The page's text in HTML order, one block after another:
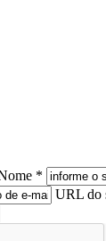
*
URL do